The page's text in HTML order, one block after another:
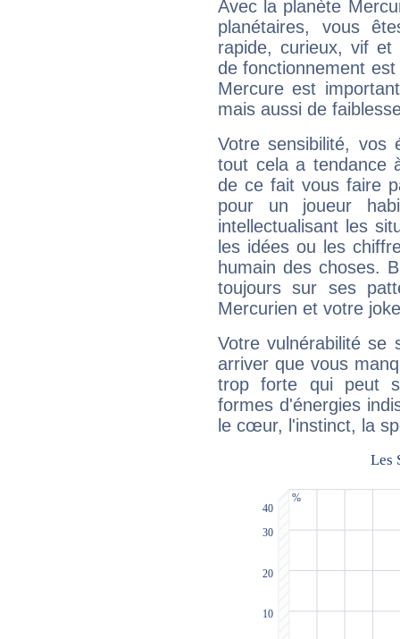
Avec la planète
planétaires, vous
rapide, curieux, vif et
de fonctionnement
Mercure est
mais aussi de
Votre sensibilité,
tout cela a tendance
de ce fait vous faire
pour un joueur
intellectualisant les
les idées ou les
humain des choses.
toujours sur ses
Mercurien et votre
Votre vulnérabilité se
arriver que vous
trop forte qui peut
formes d'énergies
le cœur, l'instinct, la